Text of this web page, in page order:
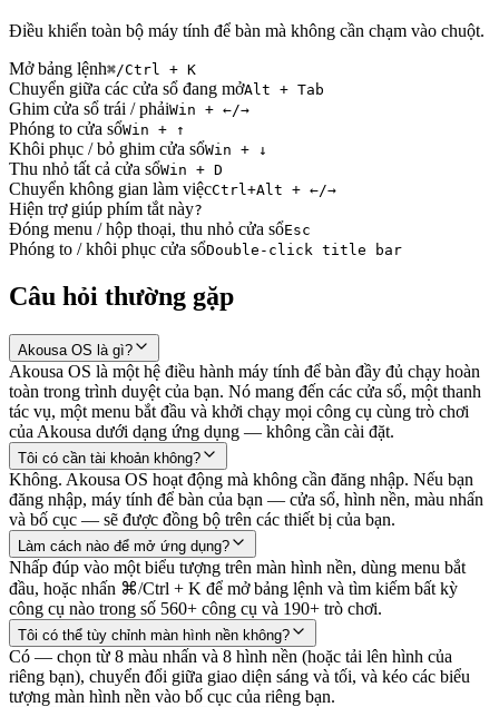
Điều khiển toàn bộ máy tính để bàn mà không cần chạm vào chuột.
Mở bảng lệnh⌘/Ctrl + K
Chuyển giữa các cửa sổ đang mởAlt + Tab
Ghim cửa sổ trái / phảiWin + ←/→
Phóng to cửa sổWin + ↑
Khôi phục / bỏ ghim cửa sổWin + ↓
Thu nhỏ tất cả cửa sổWin + D
Chuyển không gian làm việcCtrl+Alt + ←/→
Hiện trợ giúp phím tắt này?
Đóng menu / hộp thoại, thu nhỏ cửa sổEsc
Phóng to / khôi phục cửa sổDouble-click title bar
Câu hỏi thường gặp
Akousa OS là gì?
Akousa OS là một hệ điều hành máy tính để bàn đầy đủ chạy hoàn
toàn trong trình duyệt của bạn. Nó mang đến các cửa sổ, một thanh
tác vụ, một menu bắt đầu và khởi chạy mọi công cụ cùng trò chơi
của Akousa dưới dạng ứng dụng — không cần cài đặt.
Tôi có cần tài khoản không?
Không. Akousa OS hoạt động mà không cần đăng nhập. Nếu bạn
đăng nhập, máy tính để bàn của bạn — cửa sổ, hình nền, màu nhấn
và bố cục — sẽ được đồng bộ trên các thiết bị của bạn.
Làm cách nào để mở ứng dụng?
Nhấp đúp vào một biểu tượng trên màn hình nền, dùng menu bắt
đầu, hoặc nhấn ⌘/Ctrl + K để mở bảng lệnh và tìm kiếm bất kỳ
công cụ nào trong số 560+ công cụ và 190+ trò chơi.
Tôi có thể tùy chỉnh màn hình nền không?
Có — chọn từ 8 màu nhấn và 8 hình nền (hoặc tải lên hình của
riêng bạn), chuyển đổi giữa giao diện sáng và tối, và kéo các biểu
tượng màn hình nền vào bố cục của riêng bạn.